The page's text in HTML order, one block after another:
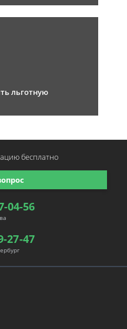
льготную
04-56
27-47
бесплатно